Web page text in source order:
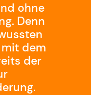
ohne
Denn
dem
der